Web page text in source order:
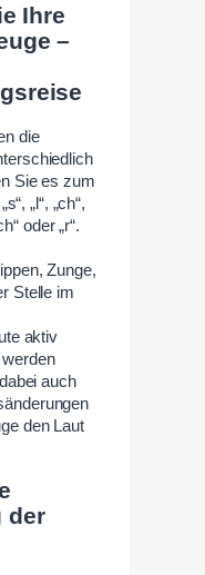
Ihre
–
die
Sie es zum
„l“, „ch“,
oder „r“.
Zunge,
Stelle im
aktiv
auch
den Laut
der